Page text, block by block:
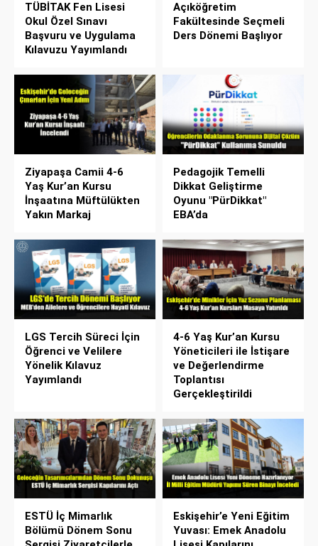
TÜBİTAK Fen Lisesi
Okul Özel Sınavı
Başvuru ve Uygulama
Kılavuzu Yayımlandı
Açıköğretim
Fakültesinde Seçmeli
Ders Dönemi Başlıyor
Ziyapaşa Camii 4-6
Yaş Kur’an Kursu
İnşaatına Müftülükten
Yakın Markaj
Pedagojik Temelli
Dikkat Geliştirme
Oyunu "PürDikkat"
EBA’da
LGS Tercih Süreci İçin
Öğrenci ve Velilere
Yönelik Kılavuz
Yayımlandı
4-6 Yaş Kur’an Kursu
Yöneticileri ile İstişare
ve Değerlendirme
Toplantısı
Gerçekleştirildi
ESTÜ İç Mimarlık
Bölümü Dönem Sonu
Eskişehir’e Yeni Eğitim
Yuvası: Emek Anadolu